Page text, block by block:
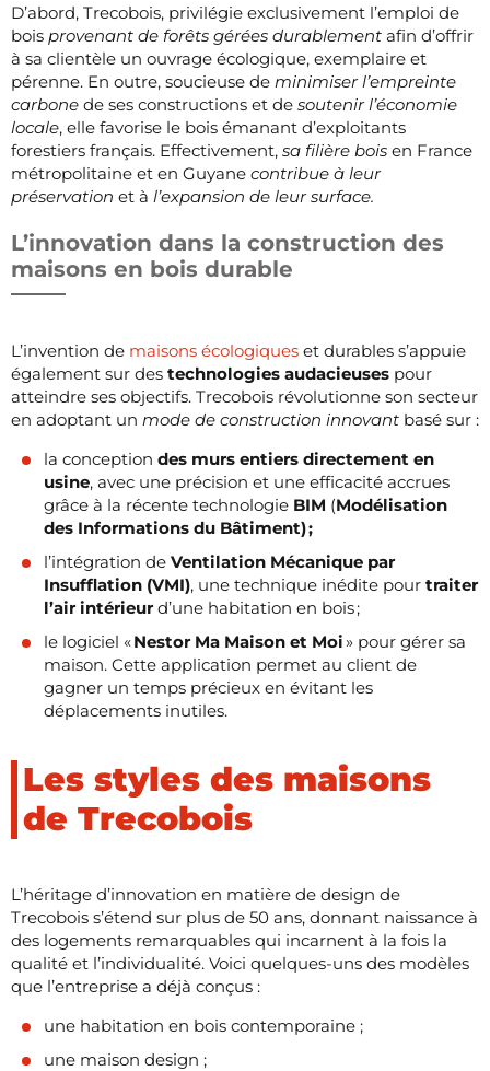
D’abord, Trecobois, privilégie exclusivement l’emploi de
bois provenant de forêts gérées durablement afin d’offrir
à sa clientèle un ouvrage écologique, exemplaire et
pérenne. En outre, soucieuse de minimiser l’empreinte
carbone de ses constructions et de soutenir l’économie
locale, elle favorise le bois émanant d’exploitants
forestiers français. Effectivement, sa filière bois en France
métropolitaine et en Guyane contribue à leur
préservation et à l’expansion de leur surface.
L’innovation dans la construction des
maisons en bois durable
L’invention de maisons écologiques et durables s’appuie
également sur des technologies audacieuses pour
atteindre ses objectifs. Trecobois révolutionne son secteur
en adoptant un mode de construction innovant basé sur :
la conception des murs entiers directement en
usine, avec une précision et une efficacité accrues
grâce à la récente technologie BIM (Modélisation
des Informations du Bâtiment) ;
l’intégration de Ventilation Mécanique par
Insufflation (VMI), une technique inédite pour traiter
l’air intérieur d’une habitation en bois ;
le logiciel «Nestor Ma Maison et Moi» pour gérer sa
maison. Cette application permet au client de
gagner un temps précieux en évitant les
déplacements inutiles.
Les styles des maisons
de Trecobois
L’héritage d’innovation en matière de design de
Trecobois s’étend sur plus de 50 ans, donnant naissance à
des logements remarquables qui incarnent à la fois la
qualité et l’individualité. Voici quelques-uns des modèles
que l’entreprise a déjà conçus :
une habitation en bois contemporaine ;
une maison design ;